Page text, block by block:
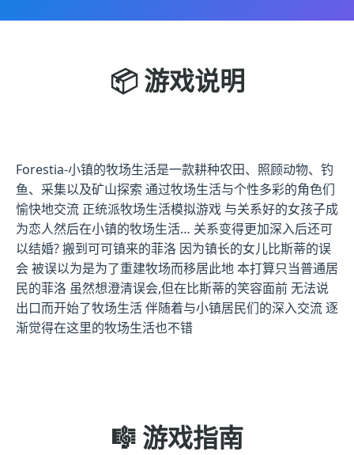
📦 游戏说明
Forestia-小镇的牧场生活是一款耕种农田、照顾动物、钓
鱼、采集以及矿山探索 通过牧场生活与个性多彩的角色们
愉快地交流 正统派牧场生活模拟游戏 与关系好的女孩子成
为恋人然后在小镇的牧场生活… 关系变得更加深入后还可
以结婚? 搬到可可镇来的菲洛 因为镇长的女儿比斯蒂的误
会 被误以为是为了重建牧场而移居此地 本打算只当普通居
民的菲洛 虽然想澄清误会,但在比斯蒂的笑容面前 无法说
出口而开始了牧场生活 伴随着与小镇居民们的深入交流 逐
渐觉得在这里的牧场生活也不错
🎼 游戏指南